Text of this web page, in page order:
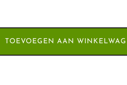
1 Unbleached aantal
TOEVOEGEN AAN